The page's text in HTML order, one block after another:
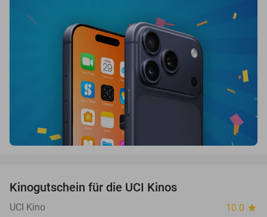
Kinogutschein für die UCI Kinos
UCI Kino 10.0 star